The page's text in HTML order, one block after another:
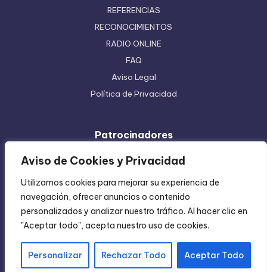
Aviso de Cookies y Privacidad
Utilizamos cookies para mejorar su experiencia de
navegación, ofrecer anuncios o contenido
personalizados y analizar nuestro tráfico. Al hacer clic en
"Aceptar todo", acepta nuestro uso de cookies.
Personalizar Rechazar Todo Aceptar Todo
REFERENCIAS
RECONOCIMIENTOS
RADIO ONLINE
FAQ
Aviso Legal
Política de Privacidad
Patrocinadores
Ferretera Centenario de Monterrey
Inyección de Plástico
Mundo Impreso
Directorio de Coatzintla
Copyright 2004-2026 —Chica Regia . All rights reserved.